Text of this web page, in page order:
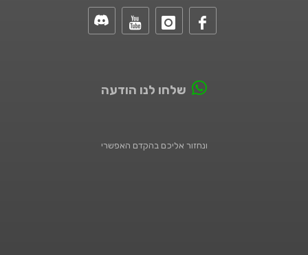
שלחו לנו הודעה
ונחזור אליכם בהקדם האפשרי